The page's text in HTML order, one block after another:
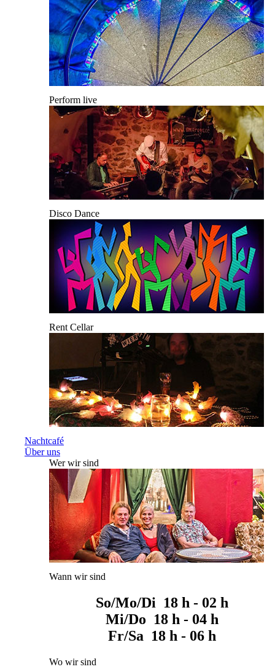
Perform live
Disco Dance
Rent Cellar
Nachtcafé
Über uns
Wer wir sind
Wann wir sind
So/Mo/Di 18 h - 02 h
Mi/Do 18 h - 04 h
Fr/Sa 18 h - 06 h
Wo wir sind